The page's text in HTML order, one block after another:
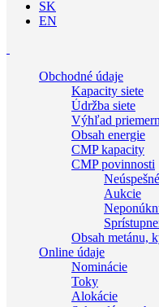
SK
EN
Obchodné údaje
Kapacity siete
Údržba siete
Výhľad
Obsah energie
CMP kapacity
CMP povinnosti
Aukcie
Obsah metánu,
Online údaje
Nominácie
Toky
Alokácie